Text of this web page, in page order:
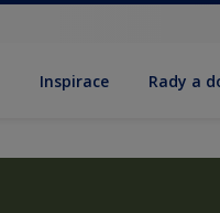
Inspirace Rady a